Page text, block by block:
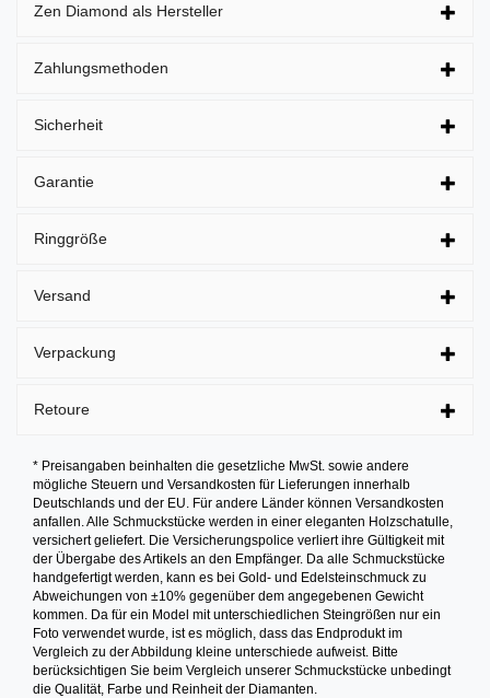
Zen Diamond als Hersteller
Zahlungsmethoden
Sicherheit
Garantie
Ringgröße
Versand
Verpackung
Retoure
* Preisangaben beinhalten die gesetzliche MwSt. sowie andere
mögliche Steuern und Versandkosten für Lieferungen innerhalb
Deutschlands und der EU. Für andere Länder können Versandkosten
anfallen. Alle Schmuckstücke werden in einer eleganten Holzschatulle,
versichert geliefert. Die Versicherungspolice verliert ihre Gültigkeit mit
der Übergabe des Artikels an den Empfänger. Da alle Schmuckstücke
handgefertigt werden, kann es bei Gold- und Edelsteinschmuck zu
Abweichungen von ±10% gegenüber dem angegebenen Gewicht
kommen. Da für ein Model mit unterschiedlichen Steingrößen nur ein
Foto verwendet wurde, ist es möglich, dass das Endprodukt im
Vergleich zu der Abbildung kleine unterschiede aufweist. Bitte
berücksichtigen Sie beim Vergleich unserer Schmuckstücke unbedingt
die Qualität, Farbe und Reinheit der Diamanten.